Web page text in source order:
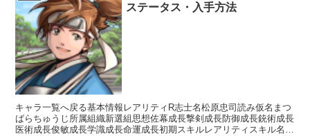
ステータス・入手方法
キャラ一覧へ戻る基本情報レアリティR志士名松原忠司読み仮名まつ
ばらちゅうじ所属組織新選組思想佐幕成長撃剣成長防御成長銃術成長
医術成長俊敏成長学識成長命運成長初期スキルレアリティスキル名ス